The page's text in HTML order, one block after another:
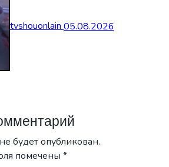
tvshouonlain05.08.2026
будет опубликован.
помечены *